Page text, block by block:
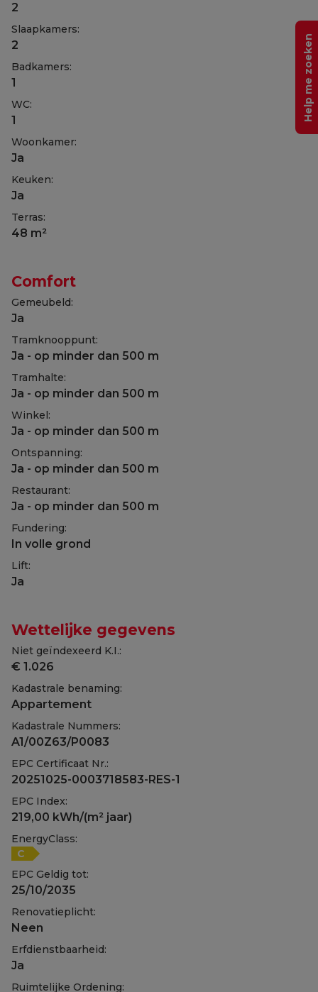
2
Slaapkamers:
2
Badkamers:
1
WC:
1
Woonkamer:
Ja
Keuken:
Ja
Terras:
48 m²
Comfort
Gemeubeld:
Ja
Tramknooppunt:
Ja - op minder dan 500 m
Tramhalte:
Ja - op minder dan 500 m
Winkel:
Ja - op minder dan 500 m
Ontspanning:
Ja - op minder dan 500 m
Restaurant:
Ja - op minder dan 500 m
Fundering:
In volle grond
Lift:
Ja
Wettelijke gegevens
Niet geïndexeerd K.I.:
€ 1.026
Kadastrale benaming:
Appartement
Kadastrale Nummers:
A1/00Z63/P0083
EPC Certificaat Nr.:
20251025-0003718583-RES-1
EPC Index:
219,00 kWh/(m² jaar)
EnergyClass:
C
EPC Geldig tot:
25/10/2035
Renovatieplicht:
Neen
Erfdienstbaarheid:
Ja
Ruimtelijke Ordening:
Help me zoeken